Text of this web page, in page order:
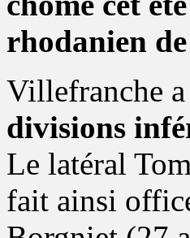
rhodanien
Villefranche
divisions
Le latéral
fait ainsi